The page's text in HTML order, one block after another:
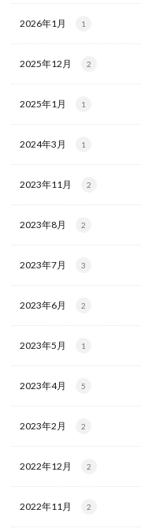
2026年1月 1
2025年12月 2
2025年1月 1
2024年3月 1
2023年11月 2
2023年8月 2
2023年7月 3
2023年6月 2
2023年5月 1
2023年4月 5
2023年2月 2
2022年12月 2
2022年11月 2